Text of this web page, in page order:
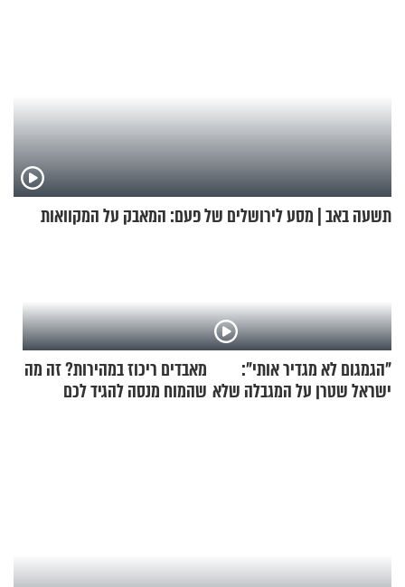
תשעה באב | מסע לירושלים של פעם: המאבק על המקוואות
"הגמגום לא מגדיר אותי":
ישראל שטרן על המגבלה שלא
מאבדים ריכוז במהירות? זה מה
שהמוח מנסה להגיד לכם